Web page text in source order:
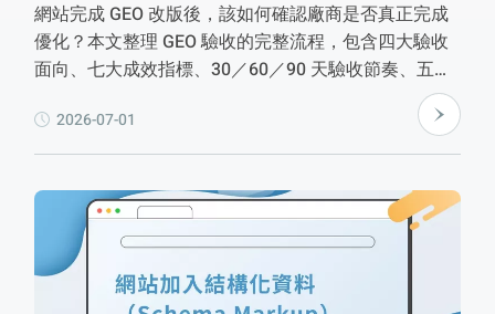
網站完成 GEO 改版後，該如何確認廠商是否真正完成
優化？本文整理 GEO 驗收的完整流程，包含四大驗收
面向、七大成效指標、30／60／90 天驗收節奏、五個
檢查點，以及免費驗收工具與自我檢測方法，協助企業
建立客觀、可驗證的驗收標準，確認網站是否真正具備
AI 搜尋時代所需的優化成果。
2026-07-01